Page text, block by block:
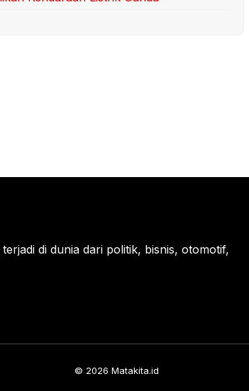
di dunia dari politik, bisnis, otomotif,
© 2026 Matakita.id